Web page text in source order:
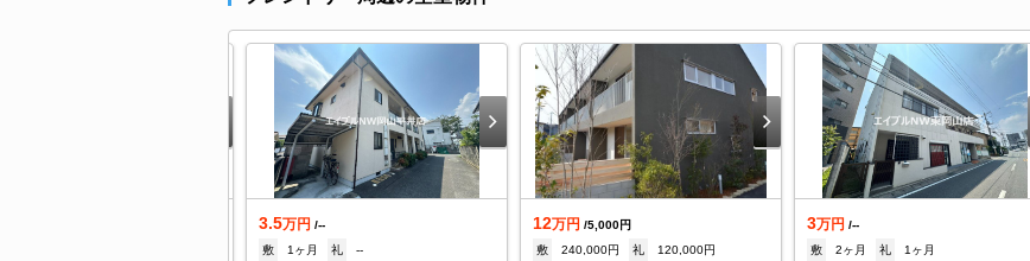
3.5万円 /--
敷
1ヶ月 礼
--
12万円 /5,000円
敷
240,000円 礼
120,000円
3万円 /--
敷
2ヶ月 礼
1ヶ月